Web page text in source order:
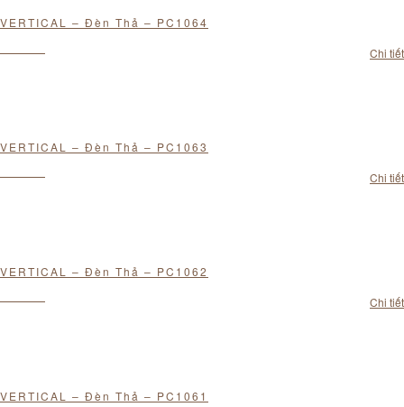
VERTICAL – Đèn Thả – PC1064
Chi tiết
VERTICAL – Đèn Thả – PC1063
Chi tiết
VERTICAL – Đèn Thả – PC1062
Chi tiết
VERTICAL – Đèn Thả – PC1061